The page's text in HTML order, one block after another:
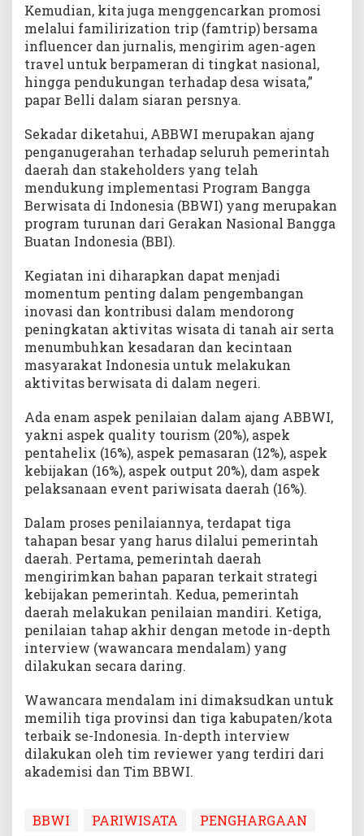
Kemudian, kita juga menggencarkan promosi
melalui familirization trip (famtrip) bersama
influencer dan jurnalis, mengirim agen-agen
travel untuk berpameran di tingkat nasional,
hingga pendukungan terhadap desa wisata,”
papar Belli dalam siaran persnya.
Sekadar diketahui, ABBWI merupakan ajang
penganugerahan terhadap seluruh pemerintah
daerah dan stakeholders yang telah
mendukung implementasi Program Bangga
Berwisata di Indonesia (BBWI) yang merupakan
program turunan dari Gerakan Nasional Bangga
Buatan Indonesia (BBI).
Kegiatan ini diharapkan dapat menjadi
momentum penting dalam pengembangan
inovasi dan kontribusi dalam mendorong
peningkatan aktivitas wisata di tanah air serta
menumbuhkan kesadaran dan kecintaan
masyarakat Indonesia untuk melakukan
aktivitas berwisata di dalam negeri.
Ada enam aspek penilaian dalam ajang ABBWI,
yakni aspek quality tourism (20%), aspek
pentahelix (16%), aspek pemasaran (12%), aspek
kebijakan (16%), aspek output 20%), dam aspek
pelaksanaan event pariwisata daerah (16%).
Dalam proses penilaiannya, terdapat tiga
tahapan besar yang harus dilalui pemerintah
daerah. Pertama, pemerintah daerah
mengirimkan bahan paparan terkait strategi
kebijakan pemerintah. Kedua, pemerintah
daerah melakukan penilaian mandiri. Ketiga,
penilaian tahap akhir dengan metode in-depth
interview (wawancara mendalam) yang
dilakukan secara daring.
Wawancara mendalam ini dimaksudkan untuk
memilih tiga provinsi dan tiga kabupaten/kota
terbaik se-Indonesia. In-depth interview
dilakukan oleh tim reviewer yang terdiri dari
akademisi dan Tim BBWI.
BBWI PARIWISATA
PENGHARGAAN